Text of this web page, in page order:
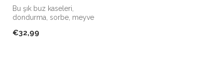
Bu şık buz kaseleri,
dondurma, sorbe, meyve
servis et...
€32,99